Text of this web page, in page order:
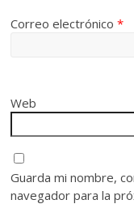
Correo electrónico*
Web
Guarda mi nombre,
navegador para la